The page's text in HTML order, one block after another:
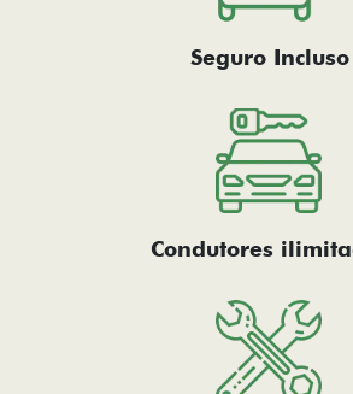
Seguro Incluso
Condutores